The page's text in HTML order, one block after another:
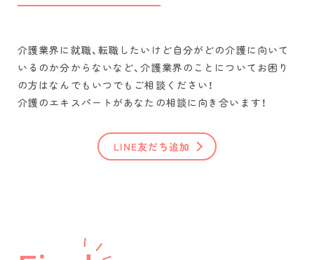
介護業界に就職、転職したいけど自分がどの介護に向いて
いるのか分からないなど、介護業界のことについてお困り
の方はなんでもいつでもご相談ください！
介護のエキスパートがあなたの相談に向き合います！
LINE友だち追加